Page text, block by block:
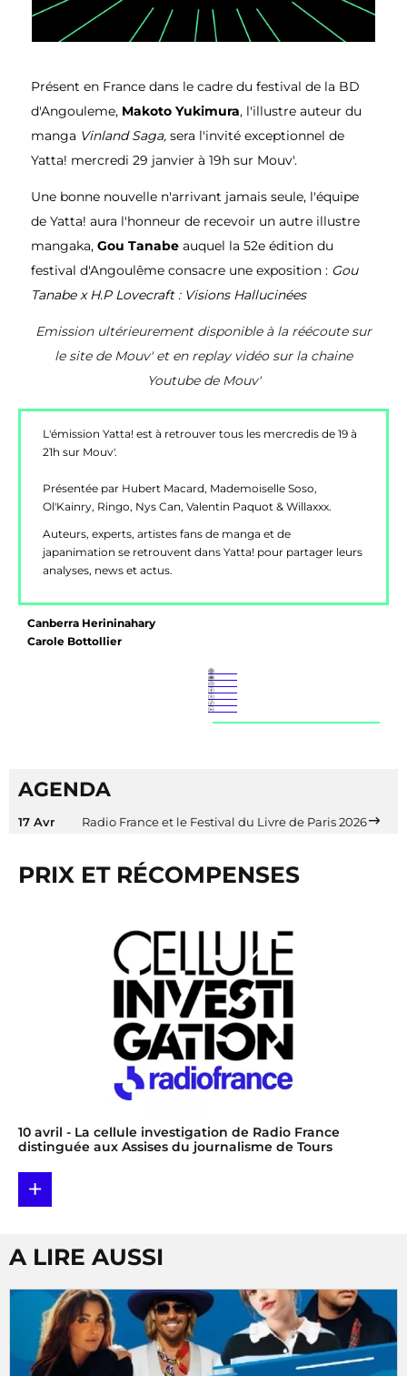
Présent en France dans le cadre du festival de la BD
d'Angouleme, Makoto Yukimura, l'illustre auteur du
manga Vinland Saga, sera l'invité exceptionnel de
Yatta! mercredi 29 janvier à 19h sur Mouv'.
Une bonne nouvelle n'arrivant jamais seule, l'équipe
de Yatta! aura l'honneur de recevoir un autre illustre
mangaka, Gou Tanabe auquel la 52e édition du
festival d'Angoulême consacre une exposition : Gou
Tanabe x H.P Lovecraft : Visions Hallucinées
Emission ultérieurement disponible à la réécoute sur
le site de Mouv' et en replay vidéo sur la chaine
Youtube de Mouv'
L'émission Yatta! est à retrouver tous les mercredis de 19 à
21h sur Mouv'.
Présentée par Hubert Macard, Mademoiselle Soso,
Ol'Kainry, Ringo, Nys Can, Valentin Paquot & Willaxxx.
Auteurs, experts, artistes fans de manga et de
japanimation se retrouvent dans Yatta! pour partager leurs
analyses, news et actus.
Canberra Herininahary
Carole Bottollier
AGENDA
17 Avr Radio France et le Festival du Livre de Paris 2026
PRIX ET RÉCOMPENSES
10 avril - La cellule investigation de Radio France
distinguée aux Assises du journalisme de Tours
+
A LIRE AUSSI